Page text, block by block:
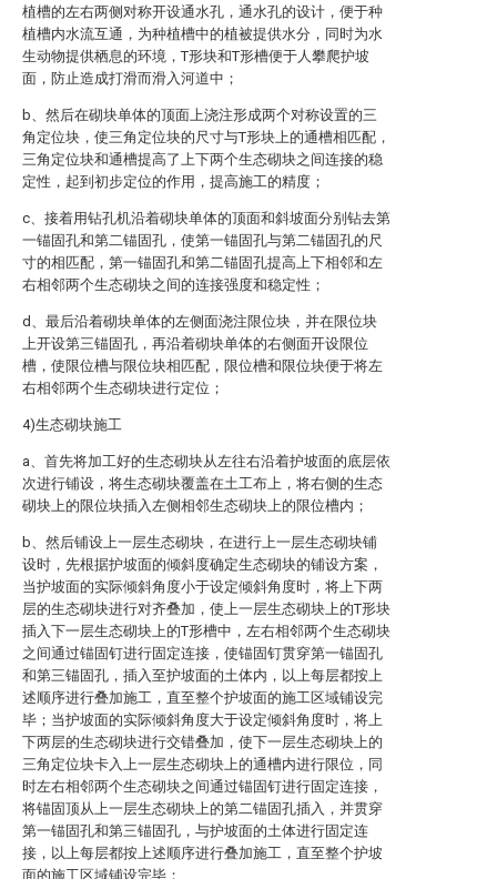
植槽的左右两侧对称开设通水孔，通水孔的设计，便于种
植槽内水流互通，为种植槽中的植被提供水分，同时为水
生动物提供栖息的环境，T形块和T形槽便于人攀爬护坡
面，防止造成打滑而滑入河道中；
b、然后在砌块单体的顶面上浇注形成两个对称设置的三
角定位块，使三角定位块的尺寸与T形块上的通槽相匹配，
三角定位块和通槽提高了上下两个生态砌块之间连接的稳
定性，起到初步定位的作用，提高施工的精度；
c、接着用钻孔机沿着砌块单体的顶面和斜坡面分别钻去第
一锚固孔和第二锚固孔，使第一锚固孔与第二锚固孔的尺
寸的相匹配，第一锚固孔和第二锚固孔提高上下相邻和左
右相邻两个生态砌块之间的连接强度和稳定性；
d、最后沿着砌块单体的左侧面浇注限位块，并在限位块
上开设第三锚固孔，再沿着砌块单体的右侧面开设限位
槽，使限位槽与限位块相匹配，限位槽和限位块便于将左
右相邻两个生态砌块进行定位；
4)生态砌块施工
a、首先将加工好的生态砌块从左往右沿着护坡面的底层依
次进行铺设，将生态砌块覆盖在土工布上，将右侧的生态
砌块上的限位块插入左侧相邻生态砌块上的限位槽内；
b、然后铺设上一层生态砌块，在进行上一层生态砌块铺
设时，先根据护坡面的倾斜度确定生态砌块的铺设方案，
当护坡面的实际倾斜角度小于设定倾斜角度时，将上下两
层的生态砌块进行对齐叠加，使上一层生态砌块上的T形块
插入下一层生态砌块上的T形槽中，左右相邻两个生态砌块
之间通过锚固钉进行固定连接，使锚固钉贯穿第一锚固孔
和第三锚固孔，插入至护坡面的土体内，以上每层都按上
述顺序进行叠加施工，直至整个护坡面的施工区域铺设完
毕；当护坡面的实际倾斜角度大于设定倾斜角度时，将上
下两层的生态砌块进行交错叠加，使下一层生态砌块上的
三角定位块卡入上一层生态砌块上的通槽内进行限位，同
时左右相邻两个生态砌块之间通过锚固钉进行固定连接，
将锚固顶从上一层生态砌块上的第二锚固孔插入，并贯穿
第一锚固孔和第三锚固孔，与护坡面的土体进行固定连
接，以上每层都按上述顺序进行叠加施工，直至整个护坡
面的施工区域铺设完毕；